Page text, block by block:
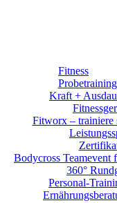
Fitness
Probetraining
Kraft +
Fitworx – trainiere
Bodycross Teamevent
360°
Personal-